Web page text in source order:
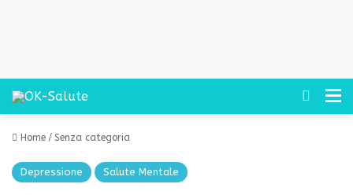
Cerca
Home / Senza categoria
Depressione Salute Mentale